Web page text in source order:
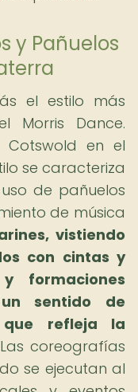
y Pañuelos
el estilo más
Morris Dance.
en el
se caracteriza
de pañuelos
de música
vistiendo
con cintas y
formaciones
sentido de
refleja la
Las coreografías
se ejecutan al